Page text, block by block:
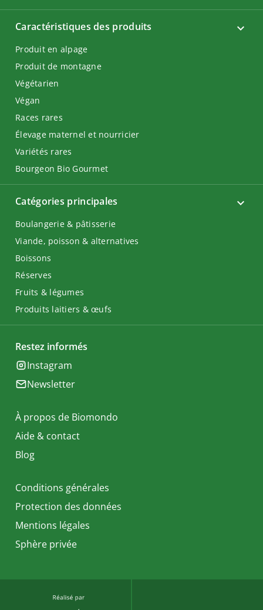
Catégories principales
Boulangerie & pâtisserie
Viande, poisson & alternatives
Boissons
Réserves
Fruits & légumes
Produits laitiers & œufs
Caractéristiques des produits
Produit en alpage
Produit de montagne
Végétarien
Végan
Races rares
Élevage maternel et nourricier
Variétés rares
Bourgeon Bio Gourmet
Restez informés
Instagram
Newsletter
À propos de Biomondo
Aide & contact
Blog
Conditions générales
Protection des données
Mentions légales
Sphère privée